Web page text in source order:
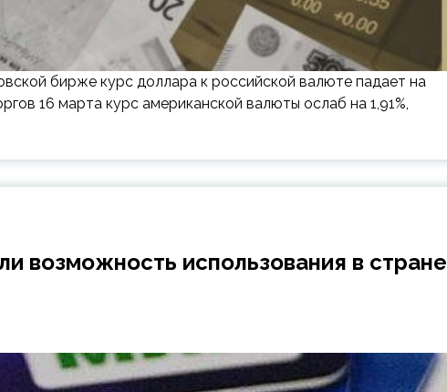
бирже курс доллара к российской валюте падает на
16 марта курс американской валюты ослаб на 1,91%,
возможность использования в стране